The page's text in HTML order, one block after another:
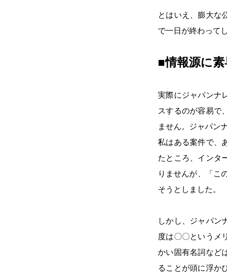
とはいえ、膨大な
で一日が終わって
■情報源に
実際にジャパンナ
スするのが容易で
ません。ジャパン
私はある案件で、
たところ、インタ
りませんが、「こ
そうとしました。
しかし、ジャパン
度は〇〇というメ
かい固有名詞など
ることが頭に浮か